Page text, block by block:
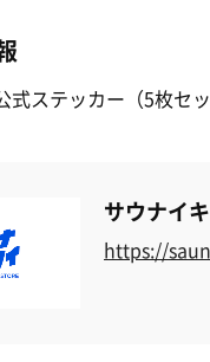
ステッカー（5枚セッ
サウナイ
https://